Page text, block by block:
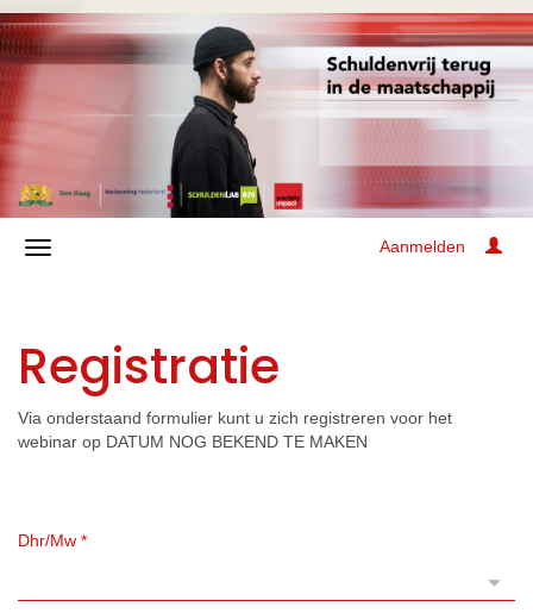
Aanmelden
Registratie
Via onderstaand formulier kunt u zich registreren voor het
webinar op DATUM NOG BEKEND TE MAKEN
Dhr/Mw *